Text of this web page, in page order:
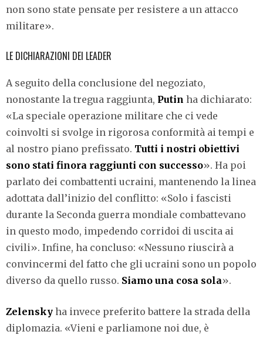
non sono state pensate per resistere a un attacco
militare».
LE DICHIARAZIONI DEI LEADER
A seguito della conclusione del negoziato,
nonostante la tregua raggiunta, Putin ha dichiarato:
«La speciale operazione militare che ci vede
coinvolti si svolge in rigorosa conformità ai tempi e
al nostro piano prefissato. Tutti i nostri obiettivi
sono stati finora raggiunti con successo». Ha poi
parlato dei combattenti ucraini, mantenendo la linea
adottata dall’inizio del conflitto: «Solo i fascisti
durante la Seconda guerra mondiale combattevano
in questo modo, impedendo corridoi di uscita ai
civili». Infine, ha concluso: «Nessuno riuscirà a
convincermi del fatto che gli ucraini sono un popolo
diverso da quello russo. Siamo una cosa sola».
Zelensky ha invece preferito battere la strada della
diplomazia. «Vieni e parliamone noi due, è